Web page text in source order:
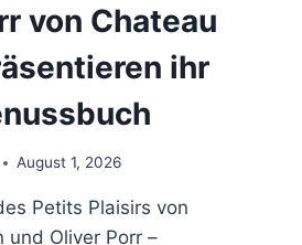
von Chateau
ihr
August 1, 2026
Petits Plaisirs von
und Oliver Porr –